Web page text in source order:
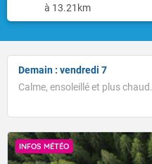
à 13.21km
Demain : vendredi 7
Calme, ensoleillé et plus chaud.
INFOS MÉTÉO